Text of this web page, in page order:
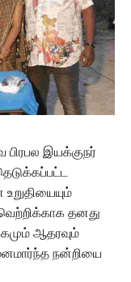
இயக்குநர்
தனது
ஆதரவும்
நன்றியை